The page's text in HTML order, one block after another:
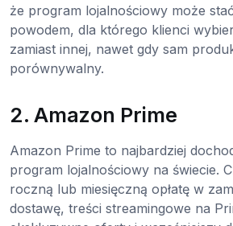
że program lojalnościowy może
powodem, dla którego klienci
zamiast innej, nawet gdy sam
porównywalny.
2. Amazon Prime
Amazon Prime to najbardziej
program lojalnościowy na świecie.
roczną lub miesięczną opłatę w
dostawę, treści streamingowe na